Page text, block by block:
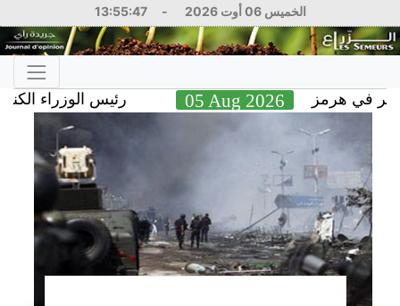
الخميس 06 أوت 2026 -
13:55:48
رئيس الوزراء الكندي 05 Aug 2026 هرمز